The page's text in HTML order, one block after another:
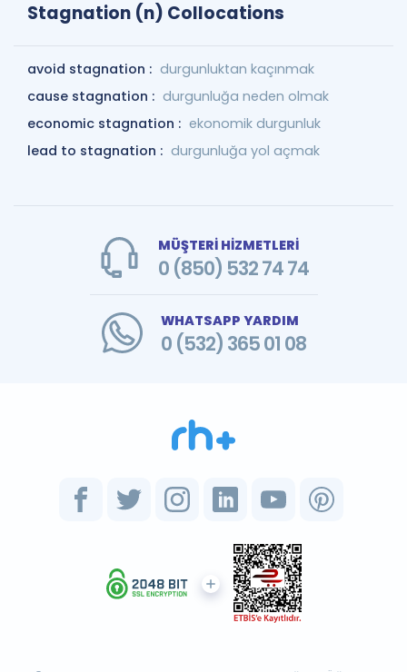
Stagnation (n) Collocations
avoid stagnation : durgunluktan kaçınmak
cause stagnation : durgunluğa neden olmak
economic stagnation : ekonomik durgunluk
lead to stagnation : durgunluğa yol açmak
MÜŞTERİ HİZMETLERİ
0 (850) 532 74 74
WHATSAPP YARDIM
0 (532) 365 01 08